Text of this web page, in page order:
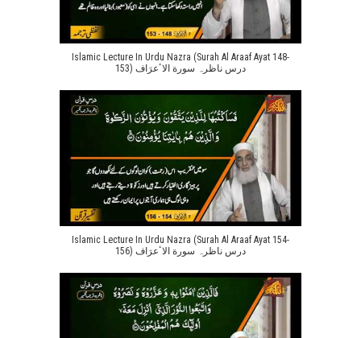
Islamic Lecture In Urdu Nazra (Surah Al Araaf Ayat 148-
153) درس ناظرہ سورة الاٴعرَاف
Islamic Lecture In Urdu Nazra (Surah Al Araaf Ayat 154-
156) درس ناظرہ سورة الاٴعرَاف